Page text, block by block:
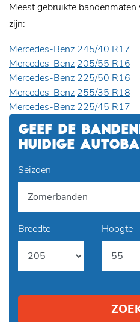
Meest gebruikte
zijn:
Mercedes-Benz 245/40 R17
Mercedes-Benz 205/55 R16
Mercedes-Benz 225/50 R16
Mercedes-Benz 255/35 R18
Mercedes-Benz 225/45 R17
GEEF DE
HUIDIGE
Seizoen
Breedte Hoogte